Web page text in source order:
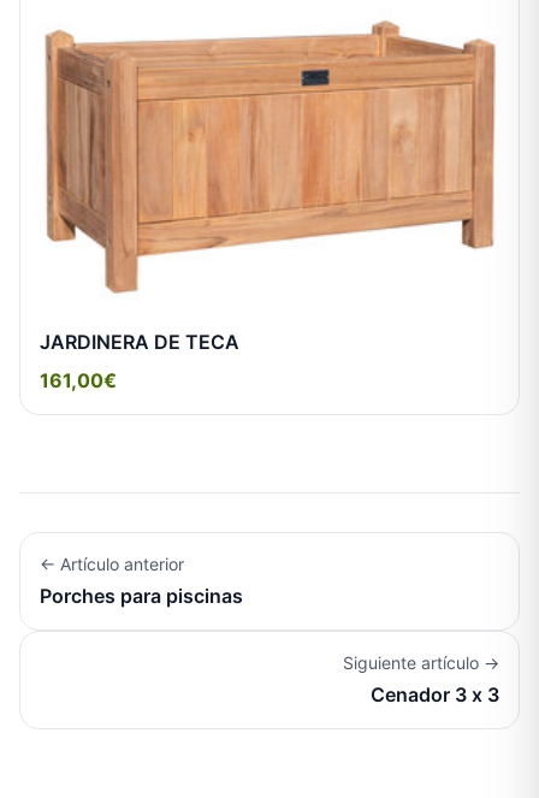
JARDINERA DE TECA
161,00€
← Artículo anterior
Porches para piscinas
Siguiente artículo →
Cenador 3 x 3